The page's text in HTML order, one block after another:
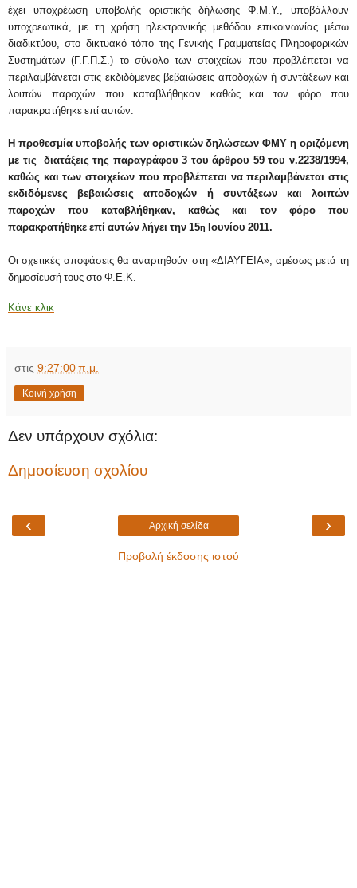
έχει υποχρέωση υποβολής οριστικής δήλωσης Φ.Μ.Υ., υποβάλλουν
υποχρεωτικά, με τη χρήση ηλεκτρονικής μεθόδου επικοινωνίας μέσω
διαδικτύου, στο δικτυακό τόπο της Γενικής Γραμματείας Πληροφορικών
Συστημάτων (Γ.Γ.Π.Σ.) το σύνολο των στοιχείων που προβλέπεται να
περιλαμβάνεται στις εκδιδόμενες βεβαιώσεις αποδοχών ή συντάξεων και
λοιπών παροχών που καταβλήθηκαν καθώς και τον φόρο που
παρακρατήθηκε επί αυτών.
Η προθεσμία υποβολής των οριστικών δηλώσεων ΦΜΥ η οριζόμενη
με τις διατάξεις της παραγράφου 3 του άρθρου 59 του ν.2238/1994,
καθώς και των στοιχείων που προβλέπεται να περιλαμβάνεται στις
εκδιδόμενες βεβαιώσεις αποδοχών ή συντάξεων και λοιπών
παροχών που καταβλήθηκαν, καθώς και τον φόρο που
παρακρατήθηκε επί αυτών λήγει την 15η Ιουνίου 2011.
Οι σχετικές αποφάσεις θα αναρτηθούν στη «ΔΙΑΥΓΕΙΑ», αμέσως μετά τη
δημοσίευσή τους στο Φ.Ε.Κ.
Κάνε κλικ
στις 9:27:00 π.μ.
Κοινή χρήση
Δεν υπάρχουν σχόλια:
Δημοσίευση σχολίου
‹ ›
Αρχική σελίδα
Προβολή έκδοσης ιστού